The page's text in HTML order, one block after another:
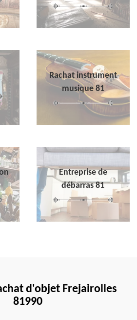
Rachat instrument
musique 81
Entreprise de
débarras 81
d'objet Frejairolles
81990